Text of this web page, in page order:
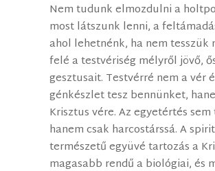
Nem tudunk elmozdulni a
most látszunk lenni, a
ahol lehetnénk, ha nem tesszük
felé a testvériség mélyről jövő,
gesztusait. Testvérré nem a vér
génkészlet tesz bennünket,
Krisztus vére. Az egyetértés
hanem csak harcostárssá. A
természetű együvé tartozás a
magasabb rendű a biológiai, és